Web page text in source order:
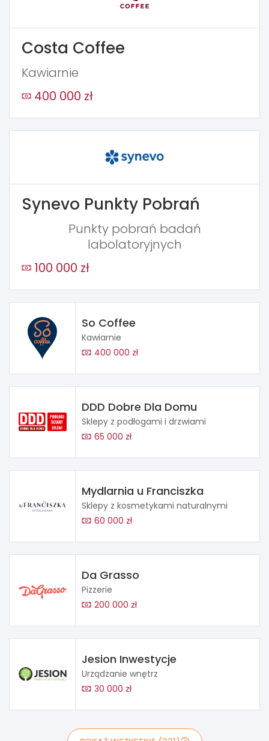
Costa Coffee
Kawiarnie
400 000 zł
Synevo Punkty Pobrań
Punkty pobrań badań
labolatoryjnych
100 000 zł
So Coffee
Kawiarnie
400 000 zł
DDD Dobre Dla Domu
Sklepy z podłogami i drzwiami
65 000 zł
Mydlarnia u Franciszka
Sklepy z kosmetykami naturalnymi
60 000 zł
Da Grasso
Pizzerie
200 000 zł
Jesion Inwestycje
Urządzanie wnętrz
30 000 zł